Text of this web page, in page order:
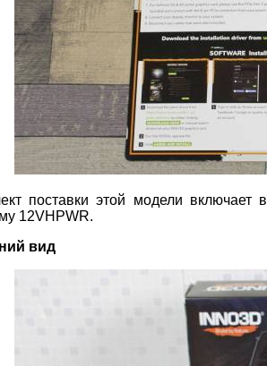
поставки этой модели
12VHPWR.
вид